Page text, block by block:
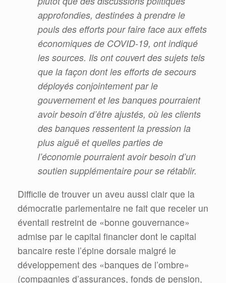
approfondies, destinées à prendre le
pouls des efforts pour faire face aux effets
économiques de COVID-19, ontindiqué
les sources. Ils ont couvert des sujets tels
que la façon dont les efforts de secours
déployés conjointementpar le
gouvernement et les banques pourraient
avoir besoin d’être ajustés, où les clients
des banques ressentent la pression la
plus aiguë et quelles parties de
l’économie pourraient avoir besoin d’un
soutien supplémentaire pour se rétablir.
Difficile de trouver un aveu aussi clair que la
démocratie parlementaire ne fait que receler un
éventail restreint de «bonne gouvernance»
admise par le capital financier dont le capital
bancaire reste l’épine dorsale malgré le
développement des «banques de l’ombre»
(compagnies d’assurances, fonds de pension,